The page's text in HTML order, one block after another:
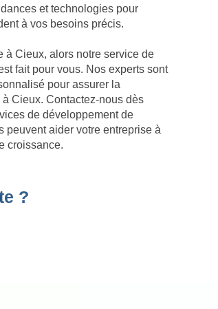
et technologies pour
à vos besoins précis.
à Cieux, alors notre service de
fait pour vous. Nos experts sont
pour assurer la
Cieux. Contactez-nous dès
de développement de
peuvent aider votre entreprise à
croissance.
?